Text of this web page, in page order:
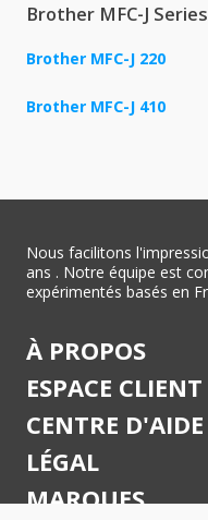
Brother MFC-J Series
Brother MFC-J 220
Brother MFC-J 410
Nous facilitons
ans . Notre équipe est
expérimentés basés en
À PROPOS
ESPACE CLIENT
CENTRE D'AIDE
LÉGAL
MARQUES